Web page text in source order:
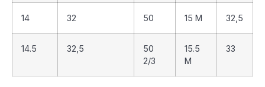
14 32 50 15 M 32,5
14.5 32,5
50
2/3
15.5
M
33